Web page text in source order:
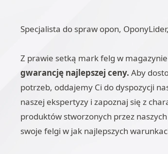
Specjalista do spraw opon,
Z prawie setką mark felg w
gwarancję najlepszej ceny. Aby
potrzeb, oddajemy Ci do dyspozycji
naszej ekspertyzy i zapoznaj się z
produktów stworzonych przez
swoje felgi w jak najlepszych